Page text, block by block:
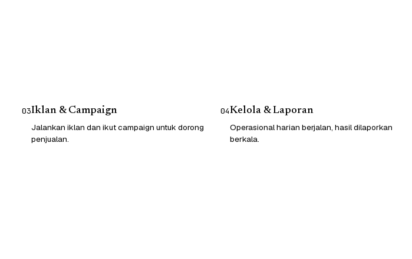
03Iklan & Campaign
Jalankan iklan dan ikut campaign untuk dorong
penjualan.
04Kelola & Laporan
Operasional harian berjalan, hasil dilaporkan
berkala.